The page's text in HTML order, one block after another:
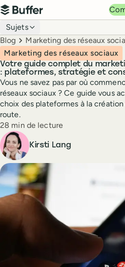
Navigation principale
Buffer
Navigation du blog
Sujets
Breadcrumbs
Blog Marketing des réseaux
Votre guide complet du
: plateformes, stratégie et
Marketing des réseaux sociaux
Vous ne savez pas par où
réseaux sociaux ? Ce guide vous
choix des plateformes à la
route.
Temps de lecture
28 min de lecture
Auteur
Kirsti Lang